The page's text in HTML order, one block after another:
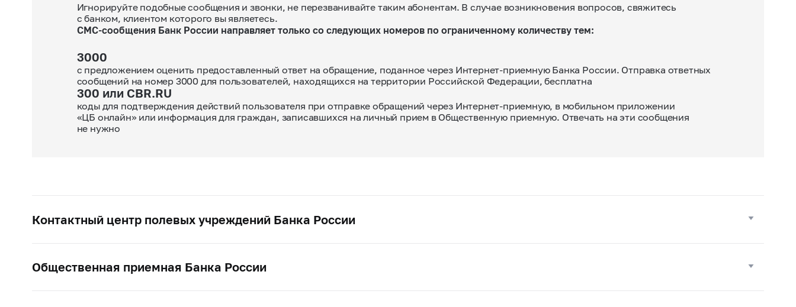
Игнорируйте подобные сообщения и звонки, не перезванивайте таким абонентам. В случае возникновения вопросов, свяжитесь
с банком, клиентом которого вы являетесь.
СМС-сообщения Банк России направляет только со следующих номеров по ограниченному количеству тем:
3000
с предложением оценить предоставленный ответ на обращение, поданное через Интернет-приемную Банка России. Отправка ответных
сообщений на номер 3000 для пользователей, находящихся на территории Российской Федерации, бесплатна
300 или CBR.RU
коды для подтверждения действий пользователя при отправке обращений через Интернет-приемную, в мобильном приложении
«ЦБ онлайн» или информация для граждан, записавшихся на личный прием в Общественную приемную. Отвечать на эти сообщения
не нужно
Контактный центр полевых учреждений Банка России
Общественная приемная Банка России